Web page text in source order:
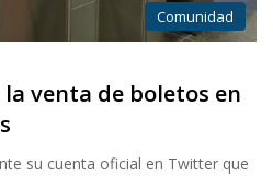
Comunidad
venta de boletos en
su cuenta oficial en Twitter que